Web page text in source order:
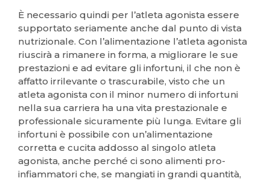
È necessario quindi per l’atleta agonista essere
supportato seriamente anche dal punto di vista
nutrizionale. Con l’alimentazione l’atleta agonista
riuscirà a rimanere in forma, a migliorare le sue
prestazioni e ad evitare gli infortuni, il che non è
affatto irrilevante o trascurabile, visto che un
atleta agonista con il minor numero di infortuni
nella sua carriera ha una vita prestazionale e
professionale sicuramente più lunga. Evitare gli
infortuni è possibile con un’alimentazione
corretta e cucita addosso al singolo atleta
agonista, anche perché ci sono alimenti pro-
infiammatori che, se mangiati in grandi quantità,